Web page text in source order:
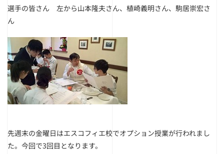
選手の皆さん 左から山本隆夫さん、植崎義明さん、駒居崇宏さ
ん
先週末の金曜日はエスコフィエ校でオプション授業が行われまし
た。今回で3回目となります。